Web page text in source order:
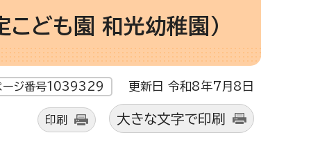
ども園 和光幼稚園）
ージ番号1039329 更新日 令和8年7月8日
印刷 大きな文字で印刷